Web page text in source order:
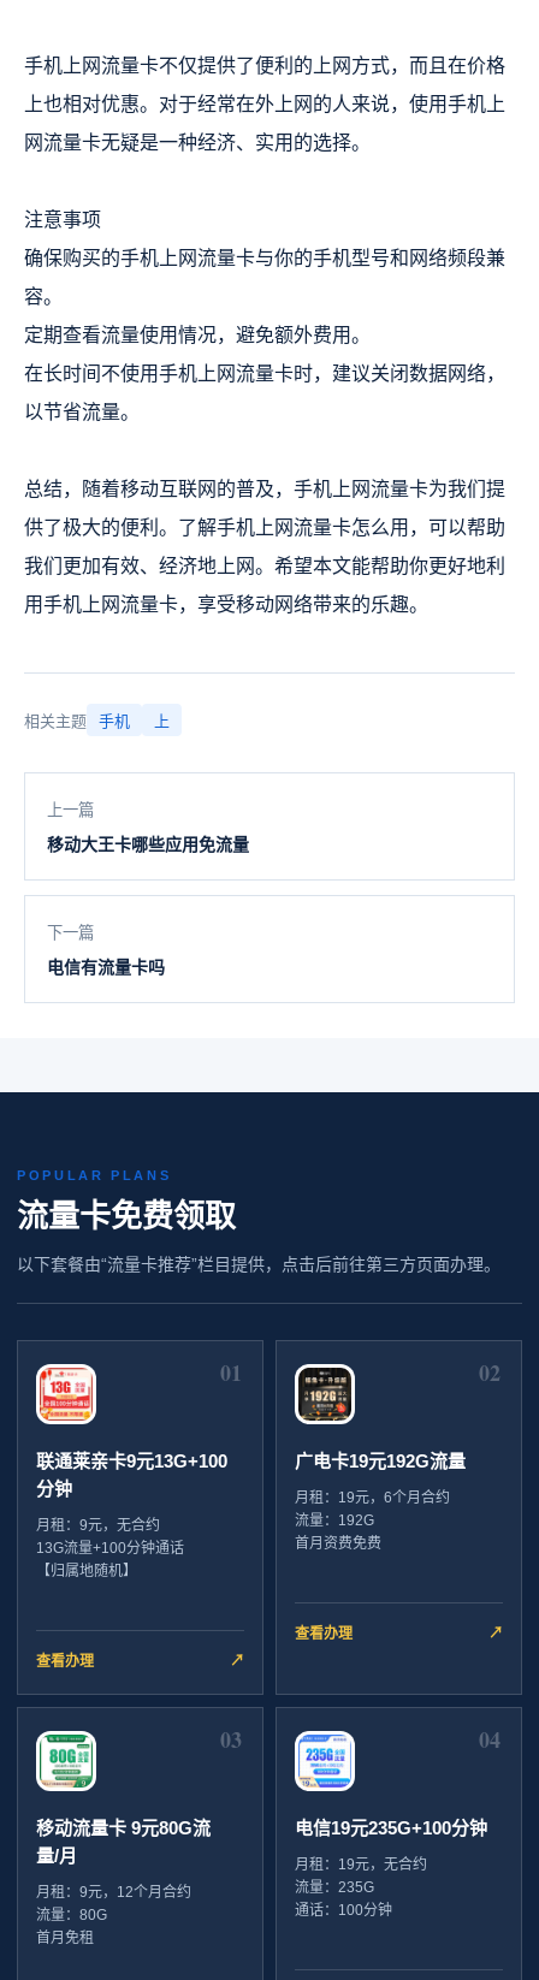
手机上网流量卡不仅提供了便利的上网方式，而且在价格
上也相对优惠。对于经常在外上网的人来说，使用手机上
网流量卡无疑是一种经济、实用的选择。
注意事项
确保购买的手机上网流量卡与你的手机型号和网络频段兼
容。
定期查看流量使用情况，避免额外费用。
在长时间不使用手机上网流量卡时，建议关闭数据网络，
以节省流量。
总结，随着移动互联网的普及，手机上网流量卡为我们提
供了极大的便利。了解手机上网流量卡怎么用，可以帮助
我们更加有效、经济地上网。希望本文能帮助你更好地利
用手机上网流量卡，享受移动网络带来的乐趣。
相关主题 手机 上
上一篇
移动大王卡哪些应用免流量
下一篇
电信有流量卡吗
POPULAR PLANS
流量卡免费领取
以下套餐由“流量卡推荐”栏目提供，点击后前往第三方页面办理。
01
联通莱亲卡9元13G+100
分钟
月租：9元，无合约
13G流量+100分钟通话
【归属地随机】
查看办理 ↗
02
广电卡19元192G流量
月租：19元，6个月合约
流量：192G
首月资费免费
查看办理 ↗
03
移动流量卡 9元80G流
量/月
月租：9元，12个月合约
流量：80G
首月免租
04
电信19元235G+100分钟
月租：19元，无合约
流量：235G
通话：100分钟